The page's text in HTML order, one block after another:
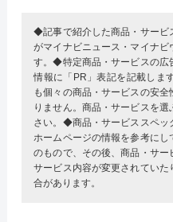
◆記事で紹介した商品・サービ
がマイナビニュース・マイナビ
す。◆特定商品・サービスの広
情報に「PR」表記を記載しま
も個々の商品・サービスの安
りません。商品・サービスを
さい。◆商品・サービススペッ
ホームページの情報を参考に
のもので、その後、商品・サ
サービス内容が変更されてい
合があります。